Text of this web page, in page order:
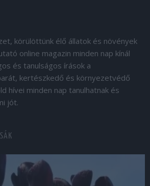
körülöttünk élő állatok és növények
online magazin minden nap kínál
és tanulságos írások a
kertészkedő és környezetvédő
hívei minden nap tanulhatnak és
jót.